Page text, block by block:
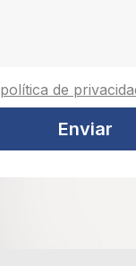
política de
Enviar